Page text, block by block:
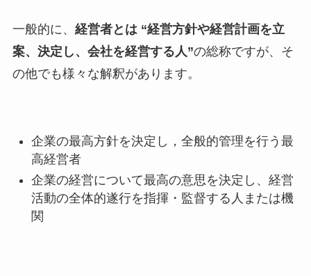
一般的に、 経営者とは “経営方針や経営計画を立
案、決定し、会社を経営する人”の総称ですが、そ
の他でも様々な解釈があります。
企業の最高方針を決定し，全般的管理を行う最
高経営者
企業の経営について最高の意思を決定し、経営
活動の全体的遂行を指揮・監督する人または機
関